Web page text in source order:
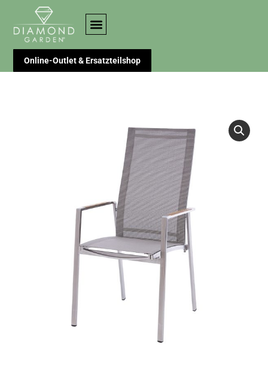
Online-Outlet & Ersatzteilshop